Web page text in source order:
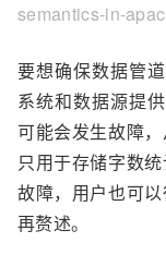
semantics-in-
要想确保数据管
系统和数据源提
可能会发生故障
只用于存储字数
故障，用户也可
再赘述。